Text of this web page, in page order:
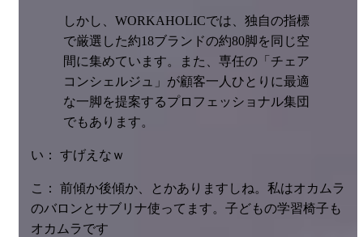
しかし、WORKAHOLICでは、独自の指標
で厳選した約18ブランドの約80脚を同じ空
間に集めています。また、専任の「チェア
コンシェルジュ」が顧客一人ひとりに最適
な一脚を提案するプロフェッショナル集団
でもあります。
い： すげえなｗ
こ： 前傾か後傾か、とかありますしね。私はオカムラ
のバロンとサブリナ使ってます。子どもの学習椅子も
オカムラです